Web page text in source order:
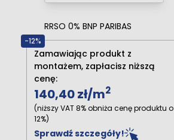
RRSO 0% BNP PARIBAS
-12%
Zamawiając produkt z
montażem, zapłacisz niższą
cenę:
140,40 zł/m2
(niższy VAT 8% obniża cenę produktu o
12%)
Sprawdź szczegóły!